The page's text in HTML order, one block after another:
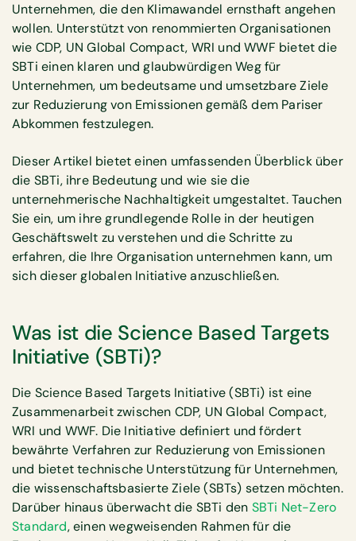
Unternehmen, die den Klimawandel ernsthaft angehen
wollen. Unterstützt von renommierten Organisationen
wie CDP, UN Global Compact, WRI und WWF bietet die
SBTi einen klaren und glaubwürdigen Weg für
Unternehmen, um bedeutsame und umsetzbare Ziele
zur Reduzierung von Emissionen gemäß dem Pariser
Abkommen festzulegen.
Dieser Artikel bietet einen umfassenden Überblick über
die SBTi, ihre Bedeutung und wie sie die
unternehmerische Nachhaltigkeit umgestaltet. Tauchen
Sie ein, um ihre grundlegende Rolle in der heutigen
Geschäftswelt zu verstehen und die Schritte zu
erfahren, die Ihre Organisation unternehmen kann, um
sich dieser globalen Initiative anzuschließen.
Was ist die Science Based Targets
Initiative (SBTi)?
Die Science Based Targets Initiative (SBTi) ist eine
Zusammenarbeit zwischen CDP, UN Global Compact,
WRI und WWF. Die Initiative definiert und fördert
bewährte Verfahren zur Reduzierung von Emissionen
und bietet technische Unterstützung für Unternehmen,
die wissenschaftsbasierte Ziele (SBTs) setzen möchten.
Darüber hinaus überwacht die SBTi den SBTi Net-Zero
Standard, einen wegweisenden Rahmen für die